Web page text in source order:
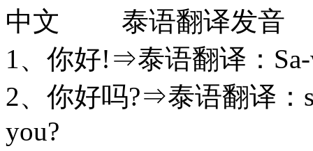
中文 泰语翻
1、你好!⇒泰语翻译：
2、你好吗?⇒泰语翻译：
you?